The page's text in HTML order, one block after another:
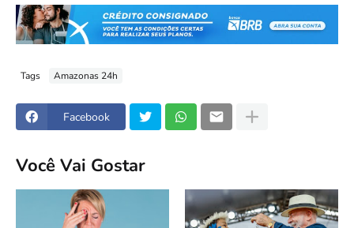
Tags Amazonas 24h
Facebook
Você Vai Gostar